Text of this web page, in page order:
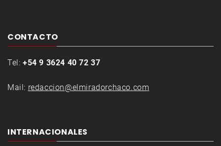
CONTACTO
Tel: +54 9 3624 40 72 37
Mail: redaccion@elmiradorchaco.com
INTERNACIONALES